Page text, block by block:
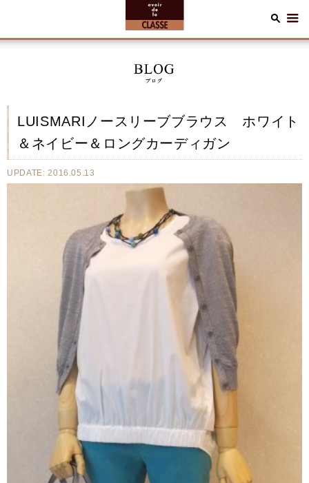
LUISMARIノースリーブブラウス ホワイト
＆ネイビー＆ロングカーディガン
UPDATE: 2016.05.13